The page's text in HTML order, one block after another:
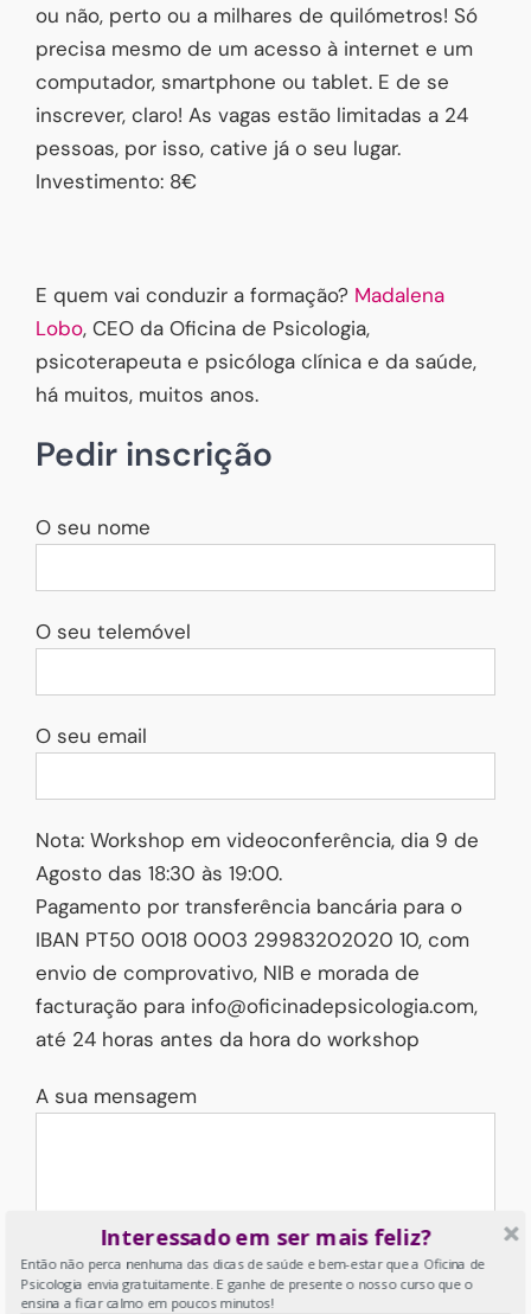
ou não, perto ou a milhares de quilómetros! Só
precisa mesmo de um acesso à internet e um
computador, smartphone ou tablet. E de se
inscrever, claro! As vagas estão limitadas a 24
pessoas, por isso, cative já o seu lugar.
Investimento: 8€
E quem vai conduzir a formação? Madalena
Lobo, CEO da Oficina de Psicologia,
psicoterapeuta e psicóloga clínica e da saúde,
há muitos, muitos anos.
Pedir inscrição
O seu nome
O seu telemóvel
O seu email
Nota: Workshop em videoconferência, dia 9 de
Agosto das 18:30 às 19:00.
Pagamento por transferência bancária para o
IBAN PT50 0018 0003 29983202020 10, com
envio de comprovativo, NIB e morada de
facturação para info@oficinadepsicologia.com,
até 24 horas antes da hora do workshop
A sua mensagem
Interessado em ser mais feliz?
Então não perca nenhuma das dicas de saúde e bem-estar que a Oficina de
Psicologia envia gratuitamente. E ganhe de presente o nosso curso que o
ensina a ficar calmo em poucos minutos!